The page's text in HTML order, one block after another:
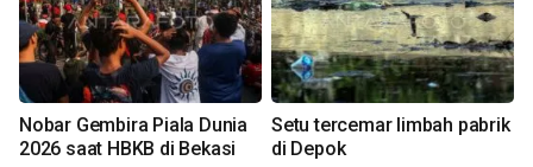
Nobar Gembira Piala Dunia
2026 saat HBKB di Bekasi
Setu tercemar limbah pabrik
di Depok